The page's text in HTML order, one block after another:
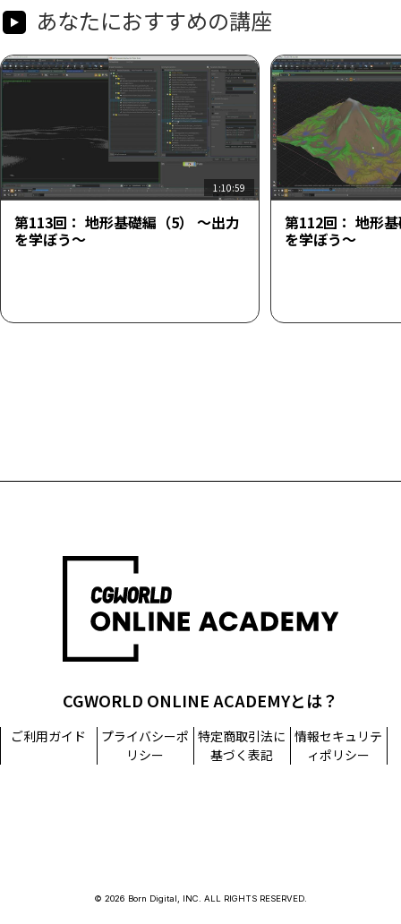
あなたにおすすめの講座
1:10:59
第113回： 地形基礎編（5） ～出力
を学ぼう～
第112回： 地形
を学ぼう～
CGWORLD ONLINE ACADEMYとは？
ご利用ガイド
プライバシーポ
リシー
特定商取引法に
基づく表記
情報セキュリテ
ィポリシー
© 2026 Born Digital, INC. ALL RIGHTS RESERVED.